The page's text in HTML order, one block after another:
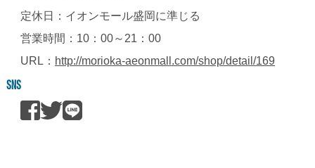
定休日：イオンモール盛岡に準じる
営業時間：10：00～21：00
URL： http://morioka-aeonmall.com/shop/detail/169
SNS
Facebook
Twitter
LINE